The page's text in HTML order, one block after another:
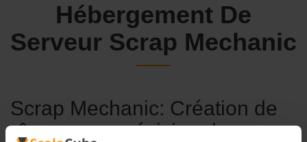
Hébergement De
Serveur Scrap Mechanic
Scrap Mechanic: Création de
rêves avec précision de